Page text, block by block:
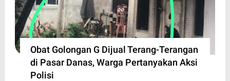
Obat Golongan G Dijual Terang-Terangan
di Pasar Danas, Warga Pertanyakan Aksi
Polisi